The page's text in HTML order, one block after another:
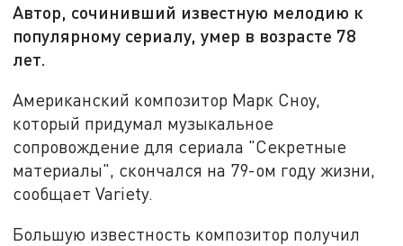
Автор, сочинивший известную мелодию к
популярному сериалу, умер в возрасте 78
лет.
Американский композитор Марк Сноу,
который придумал музыкальное
сопровождение для сериала "Секретные
материалы", скончался на 79-ом году жизни,
сообщает Variety.
Большую известность композитор получил